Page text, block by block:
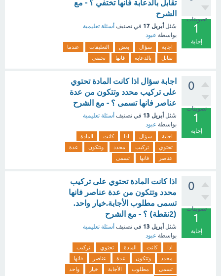
تصويتات
1
إجابة
تقابل بالدعابة فانها تختفي ؟ - مع
الشرح
سُئل أبريل 17 في تصنيف أسئلة تعليمية
بواسطة عبود
اجابة سؤال بعض التعليقات
عندما
تقابل
بالدعابة فانها تختفي
0
تصويتات
1
إجابة
اجابة سؤال اذا كانت المادة تحتوي
على تركيب محدد وتتكون من عدة
عناصر فانها تسمى ؟ - مع الشرح
سُئل أبريل 13 في تصنيف أسئلة تعليمية
بواسطة عبود
اجابة سؤال اذا كانت
المادة
تحتوي
تركيب محدد وتتكون
عدة
عناصر
فانها تسمى
0
تصويتات
1
إجابة
اذا كانت المادة تحتوي على تركيب
محدد وتتكون من عدة عناصر فانها
تسمى مطلوب الأجابة.خيار واحد.
(2نقطة) ؟ - مع الشرح
سُئل أبريل 13 في تصنيف أسئلة تعليمية
بواسطة عبود
اذا كانت المادة تحتوي
تركيب
محدد
وتتكون عدة عناصر
فانها
تسمى
مطلوب الأجابة خيار
واحد